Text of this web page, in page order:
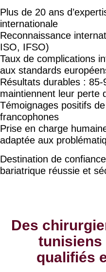
Plus de 20 ans
internationale
Reconnaissance
ISO, IFSO)
Taux de complications
aux standards
Résultats durables :
maintiennent leur perte
Témoignages positifs
francophones
Prise en charge
adaptée aux
Destination de
bariatrique réussie et
Des
tunisiens
qualifiés